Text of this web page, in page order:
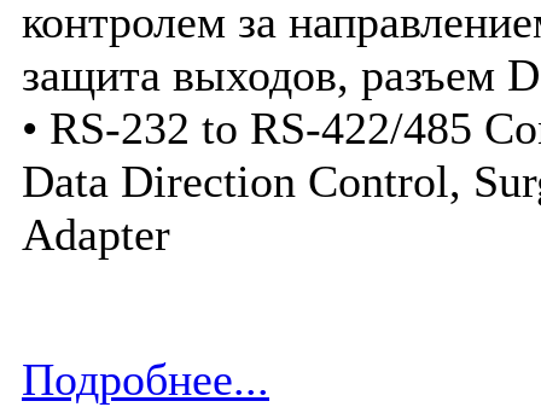
контролем за
защита выходов, разъем
• RS-232 to RS-422/485
Data Direction Control,
Adapter
Подробнее...